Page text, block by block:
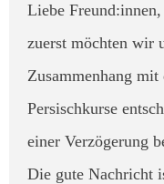
Liebe Freund:innen,
zuerst möchten wir
Zusammenhang
Persischkurse
einer Verzögerung
Die gute Nachricht